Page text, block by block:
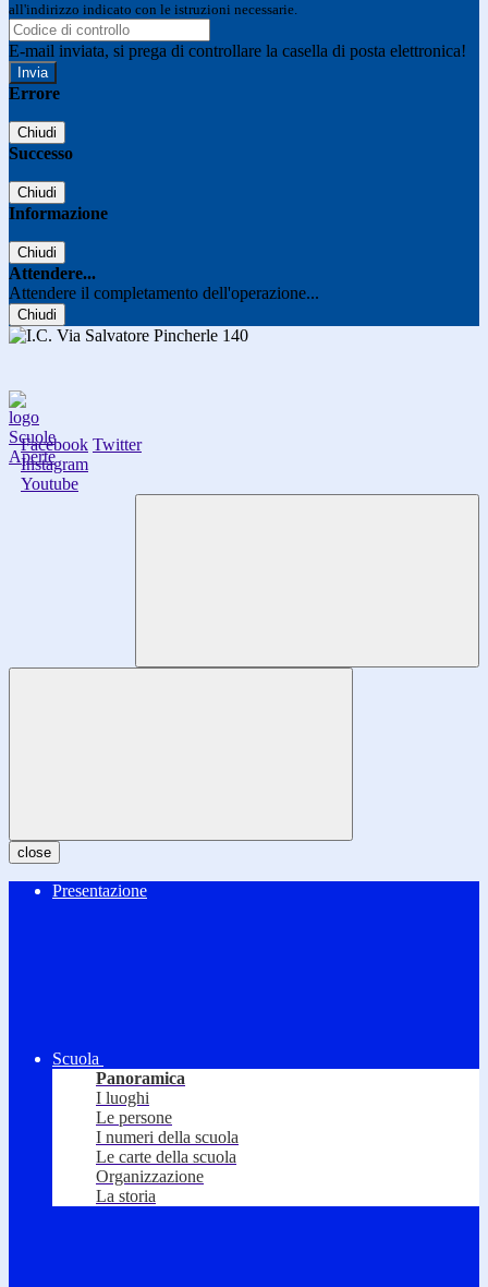
all'indirizzo indicato con le istruzioni necessarie.
E-mail inviata, si prega di controllare la casella di posta elettronica!
Errore
Chiudi
Successo
Chiudi
Informazione
Chiudi
Attendere...
Attendere il completamento dell'operazione...
Chiudi
Facebook Twitter
Instagram
Youtube
close
Presentazione
Scuola
Panoramica
I luoghi
Le persone
I numeri della scuola
Le carte della scuola
Organizzazione
La storia